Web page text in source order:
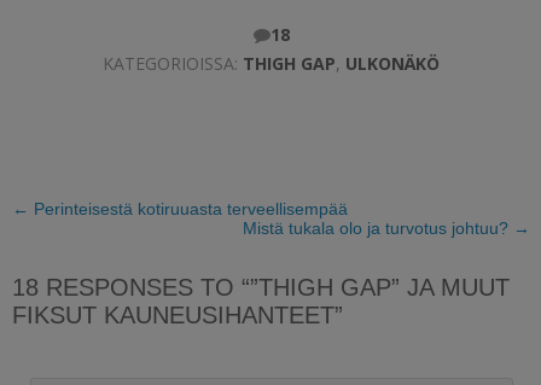
18
KATEGORIOISSA: THIGH GAP, ULKONÄKÖ
← Perinteisestä kotiruuasta terveellisempää
Mistä tukala olo ja turvotus johtuu? →
18 RESPONSES TO “”THIGH GAP” JA MUUT
FIKSUT KAUNEUSIHANTEET”